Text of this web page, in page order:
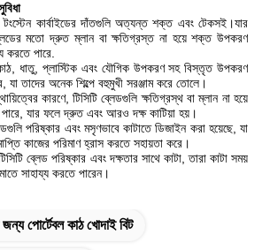
টংস্টেন কার্বাইডের দাঁতগুলি অত্যন্ত শক্ত এবং টেকসই।যার
মতো দ্রুত ম্লান বা ক্ষতিগ্রস্ত না হয়ে শক্ত উপকরণ
করতে পারে.
কাঠ, ধাতু, প্লাস্টিক এবং যৌগিক উপকরণ সহ বিস্তৃত উপকরণ
যা তাদের অনেক শিল্পে বহুমুখী সরঞ্জাম করে তোলে।
কারণে, টিসিটি ব্লেডগুলি ক্ষতিগ্রস্থ বা ম্লান না হয়ে
পারে, যার ফলে দ্রুত এবং আরও দক্ষ কাটিয়া হয়।
পরিষ্কার এবং মসৃণভাবে কাটাতে ডিজাইন করা হয়েছে, যা
কাজের পরিমাণ হ্রাস করতে সহায়তা করে।
ব্লেড পরিষ্কার এবং দক্ষতার সাথে কাটা, তারা কাটা সময়
সাহায্য করতে পারেন।
জন্য পোর্টেবল কাঠ খোদাই বিট